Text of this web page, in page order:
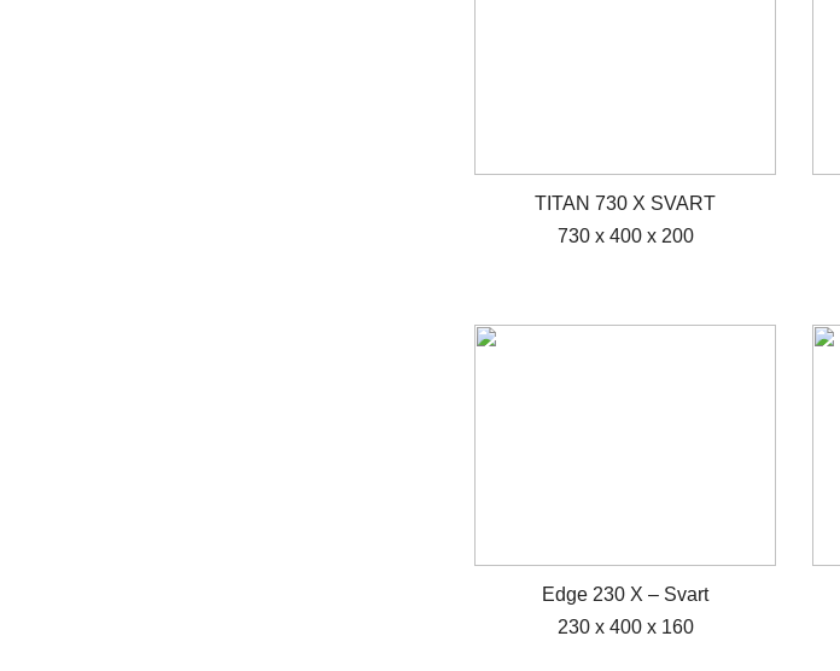
TITAN 730 X SVART
730 x 400 x 200
Edge 230 X – Svart
230 x 400 x 160